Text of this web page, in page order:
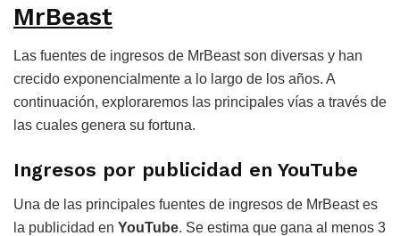
MrBeast
Las fuentes de ingresos de MrBeast son diversas y han
crecido exponencialmente a lo largo de los años. A
continuación, exploraremos las principales vías a través de
las cuales genera su fortuna.
Ingresos por publicidad en YouTube
Una de las principales fuentes de ingresos de MrBeast es
la publicidad en YouTube. Se estima que gana al menos 3